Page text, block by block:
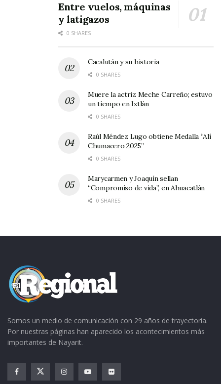
Ayer concluyó pues la fiesta, la “Fiesta de la
Sierpe” como mejor se le conoce. Una añeja
un espectro que simula a una serpiente —
dragón de Siete Cabezas.
Ésta es bajada a través de una cuerda, desde el
cerro contiguo, hasta descolgar en el pequeño
juegos pirotécnicos.
Entre vuelos, máquinas
y latigazos
0 SHARES
Cacalután y su historia
0 SHARES
Muere la actriz Meche Carreño; estuvo
un tiempo en Ixtlán
0 SHARES
Raúl Méndez Lugo obtiene Medalla “Alí
Chumacero 2025”
0 SHARES
Marycarmen y Joaquín sellan
“Compromiso de vida”, en Ahuacatlán
0 SHARES
Somos un medio de comunicación con 29 años de trayectoria.
Por nuestras páginas han aparecido los acontecimientos más
importantes de Nayarit.